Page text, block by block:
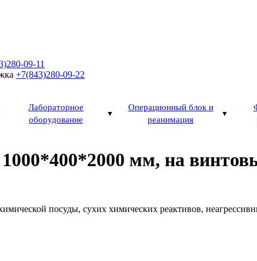
09-11
+7(843)280-09-22
Лабораторное
оборудование
Операционный блок и
реанимация
мм, на
посуды, сухих химических реактивов,